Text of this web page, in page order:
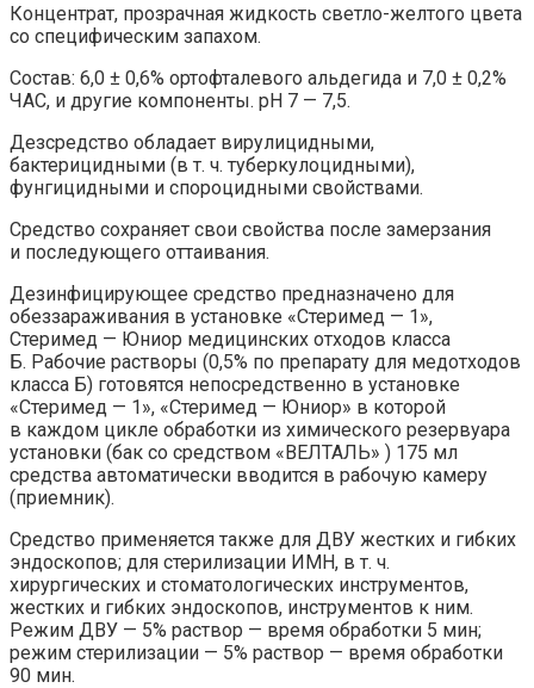
Концентрат, прозрачная жидкость светло-желтого цвета
со специфическим запахом.
Состав: 6,0 ± 0,6% ортофталевого альдегида и 7,0 ± 0,2%
ЧАС, и другие компоненты. pH 7 — 7,5.
Дезсредство обладает вирулицидными,
бактерицидными (в т. ч. туберкулоцидными),
фунгицидными и спороцидными свойствами.
Средство сохраняет свои свойства после замерзания
и последующего оттаивания.
Дезинфицирующее средство предназначено для
обеззараживания в установке «Стеримед — 1»,
Стеримед — Юниор медицинских отходов класса
Б. Рабочие растворы (0,5% по препарату для медотходов
класса Б) готовятся непосредственно в установке
«Стеримед — 1», «Стеримед — Юниор» в которой
в каждом цикле обработки из химического резервуара
установки (бак со средством «ВЕЛТАЛЬ» ) 175 мл
средства автоматически вводится в рабочую камеру
(приемник).
Средство применяется также для ДВУ жестких и гибких
эндоскопов; для стерилизации ИМН, в т. ч.
хирургических и стоматологических инструментов,
жестких и гибких эндоскопов, инструментов к ним.
Режим ДВУ — 5% раствор — время обработки 5 мин;
режим стерилизации — 5% раствор — время обработки
90 мин.